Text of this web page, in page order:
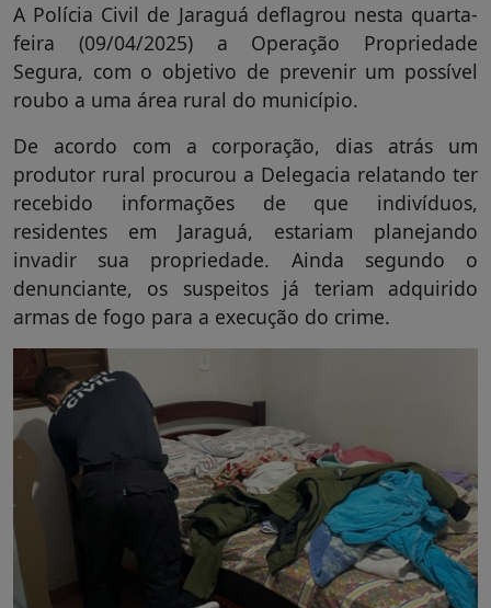
A Polícia Civil de Jaraguá deflagrou nesta quarta-
feira (09/04/2025) a Operação Propriedade
Segura, com o objetivo de prevenir um possível
roubo a uma área rural do município.
De acordo com a corporação, dias atrás um
produtor rural procurou a Delegacia relatando ter
recebido informações de que indivíduos,
residentes em Jaraguá, estariam planejando
invadir sua propriedade. Ainda segundo o
denunciante, os suspeitos já teriam adquirido
armas de fogo para a execução do crime.